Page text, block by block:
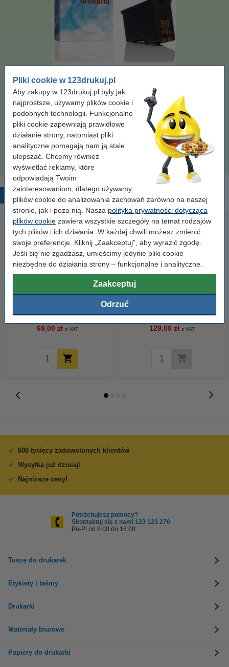
Pliki cookie w 123drukuj.pl
Aby zakupy w 123drukuj.pl były jak
najprostsze, używamy plików cookie i
podobnych technologii. Funkcjonalne
pliki cookie zapewniają prawidłowe
działanie strony, natomiast pliki
analityczne pomagają nam ją stale
ulepszać. Chcemy również
wyświetlać reklamy, które
odpowiadają Twoim
zainteresowaniom, dlatego używamy
plików cookie do analizowania zachowań zarówno na naszej
stronie, jak i poza nią. Nasza polityka prywatności dotycząca
plików cookie zawiera wszystkie szczegóły na temat rodzajów
tych plików i ich działania. W każdej chwili możesz zmienić
swoje preferencje. Kliknij „Zaakceptuj”, aby wyrazić zgodę.
Jeśli się nie zgadzasz, umieścimy jedynie pliki cookie
niezbędne do działania strony – funkcjonalne i analityczne.
Zaakceptuj
Odrzuć
Kliknij i sprawdź całą specyfikacje
Zaoszczędź53,3%w porównaniu do wersji oryginalnej!
Dostępny
Zamów na poniedziałek
Cena za ml 3,29 zł
79,00 zł Zamawiam
Popularne produkty
Lexmark 18Y0144E (Nr 44XL)
69,00 zł z VAT
Zestaw promocyjny: 18Y0144E
(Nr 43XL) kolor, wersja
123drukuj
129,00 zł z VAT
600 tysięcy zadowolonych klientów
Wysyłka już dzisiaj!
Najniższe ceny!
Potrzebujesz pomocy?
Skontaktuj się z nami 123 123 270
Pn-Pt od 8:00 do 16:00
Tusze do drukarek
Etykiety i taśmy
Drukarki
Materiały biurowe
Papiery do drukarki